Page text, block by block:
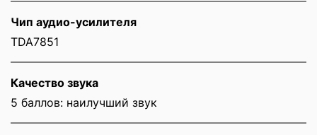
Чип аудио-усилителя
TDA7851
Качество звука
5 баллов: наилучший звук